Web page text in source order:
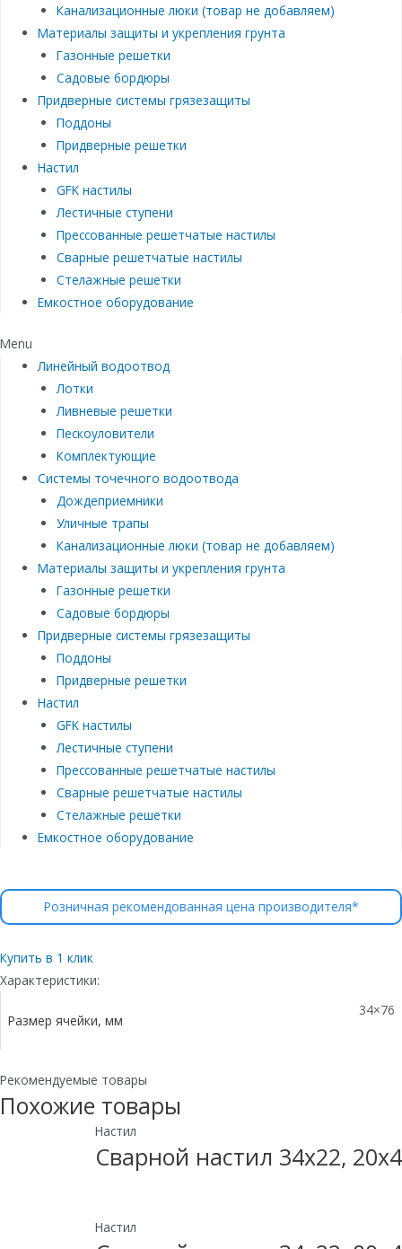
Канализационные люки (товар не добавляем)
Материалы защиты и укрепления грунта
Газонные решетки
Садовые бордюры
Придверные системы грязезащиты
Поддоны
Придверные решетки
Настил
GFK настилы
Лестичные ступени
Прессованные решетчатые настилы
Сварные решетчатые настилы
Стелажные решетки
Емкостное оборудование
Menu
Линейный водоотвод
Лотки
Ливневые решетки
Пескоуловители
Комплектующие
Системы точечного водоотвода
Дождеприемники
Уличные трапы
Канализационные люки (товар не добавляем)
Материалы защиты и укрепления грунта
Газонные решетки
Садовые бордюры
Придверные системы грязезащиты
Поддоны
Придверные решетки
Настил
GFK настилы
Лестичные ступени
Прессованные решетчатые настилы
Сварные решетчатые настилы
Стелажные решетки
Емкостное оборудование
Розничная рекомендованная цена производителя*
Купить в 1 клик
Характеристики:
Размер ячейки, мм
34×76
Рекомендуемые товары
Похожие товары
Настил
Сварной настил 34х22, 20х4
Настил